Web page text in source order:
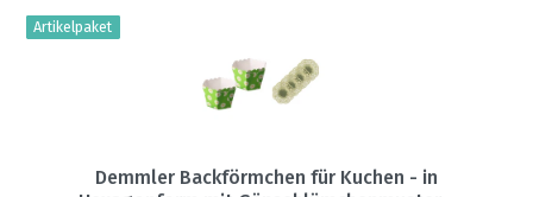
Artikelpaket
Demmler Backförmchen für Kuchen - in